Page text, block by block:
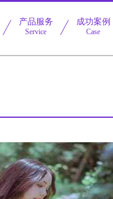
产品服务
Service
成功案例
Case